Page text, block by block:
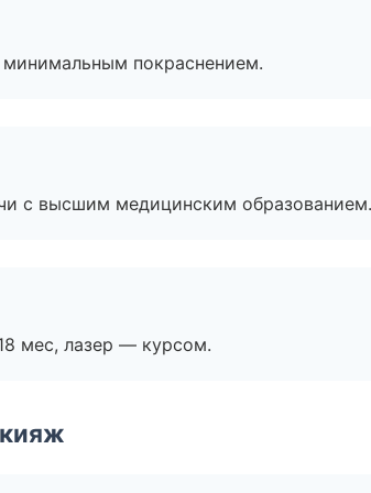
покраснением.
с высшим медицинским образованием.
мес, лазер — курсом.